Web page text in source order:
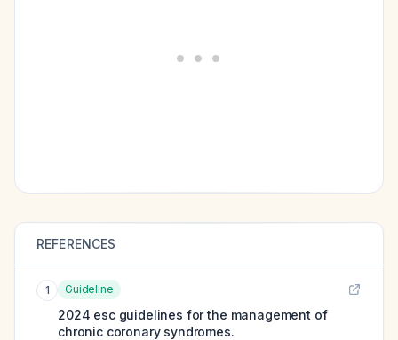
REFERENCES
1 Guideline
2024 esc guidelines for the management of
chronic coronary syndromes.